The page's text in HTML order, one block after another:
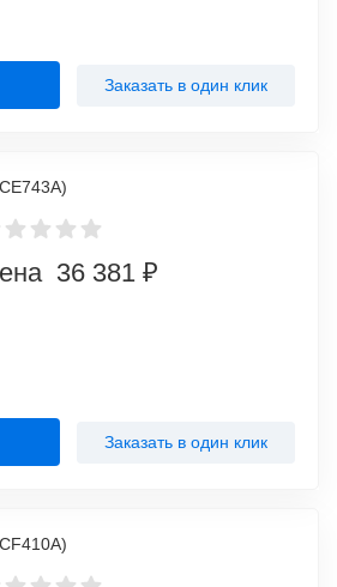
Заказать в один клик
36 381 ₽
Заказать в один клик